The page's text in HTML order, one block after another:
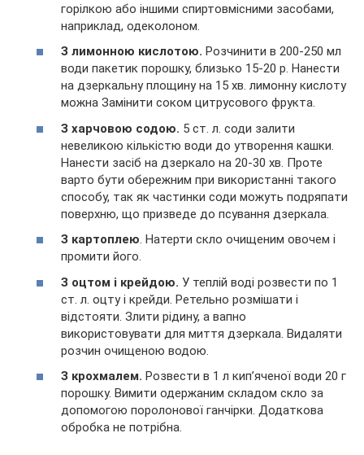
горілкою або іншими спиртовмісними засобами,
наприклад, одеколоном.
З лимонною кислотою. Розчинити в 200-250 мл
води пакетик порошку, близько 15-20 р. Нанести
на дзеркальну площину на 15 хв. лимонну кислоту
можна Замінити соком цитрусового фрукта.
З харчовою содою. 5 ст. л. соди залити
невеликою кількістю води до утворення кашки.
Нанести засіб на дзеркало на 20-30 хв. Проте
варто бути обережним при використанні такого
способу, так як частинки соди можуть подряпати
поверхню, що призведе до псування дзеркала.
З картоплею. Натерти скло очищеним овочем і
промити його.
З оцтом і крейдою. У теплій воді розвести по 1
ст. л. оцту і крейди. Ретельно розмішати і
відстояти. Злити рідину, а вапно
використовувати для миття дзеркала. Видаляти
розчин очищеною водою.
З крохмалем. Розвести в 1 л кип’яченої води 20 г
порошку. Вимити одержаним складом скло за
допомогою поролонової ганчірки. Додаткова
обробка не потрібна.